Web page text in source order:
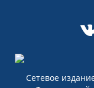
Сетевое